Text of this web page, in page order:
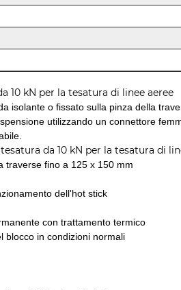
10 kN per la tesatura di linee aeree
isolante o fissato sulla pinza della
utilizzando un connettore
da 10 kN per la tesatura di
traverse fino a 125 x 150 mm
dell'hot stick
con trattamento termico
blocco in condizioni normali